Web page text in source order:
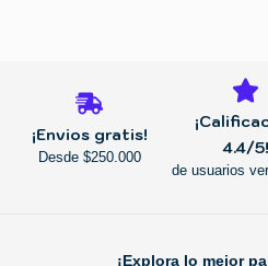
¡Envios gratis!
Desde $250.000
4.4/5!
de usuarios
¡Explora lo mejor